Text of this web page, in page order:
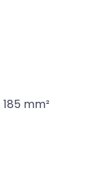
185 mm²